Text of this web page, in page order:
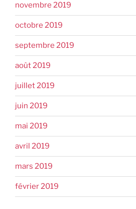
novembre 2019
octobre 2019
septembre 2019
août 2019
juillet 2019
juin 2019
mai 2019
avril 2019
mars 2019
février 2019